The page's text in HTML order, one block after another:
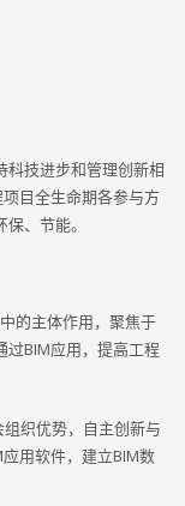
科技进步和管理创新相
目全生命期各参与方
、节能。
的主体作用，聚焦于
过BIM应用，提高工程
织优势，自主创新与
用软件，建立BIM数